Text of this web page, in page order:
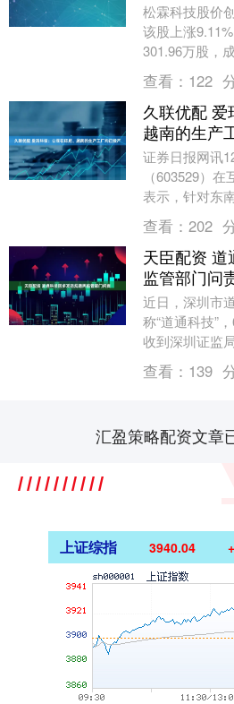
松霖科技股价
该股上涨
301.96万股，
率0.71%，该
查看： 122
久联优配 爱
越南的生产
证券日报网讯
（603529）
表示，针对东
尼、越南的生
地消费需求、
查看： 202
天臣配资
监管部门问
近日，深圳市
称“道通科技”
收到深圳证监
相关责任人出
定书....
查看： 139
汇盈策略配资文章
上证综指 3940.04